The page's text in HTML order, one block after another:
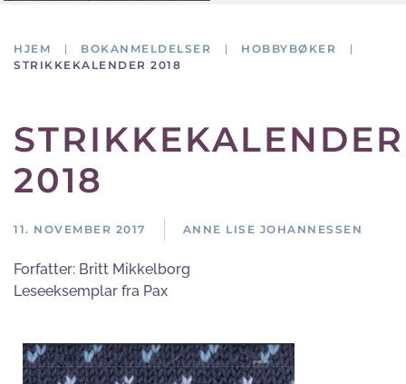
HJEM BOKANMELDELSER
HOBBYBØKER
STRIKKEKALENDER 2018
STRIKKEKALENDER
2018
11. NOVEMBER 2017 ANNE LISE JOHANNESSEN
Forfatter: Britt Mikkelborg
Leseeksemplar fra Pax